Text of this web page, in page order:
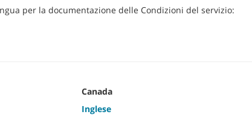
per la documentazione delle Condizioni del servizio:
Canada
Inglese